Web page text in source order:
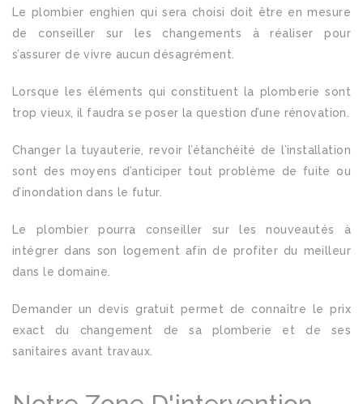
Le plombier enghien qui sera choisi doit être en mesure
de conseiller sur les changements à réaliser pour
s’assurer de vivre aucun désagrément.
Lorsque les éléments qui constituent la plomberie sont
trop vieux, il faudra se poser la question d’une rénovation.
Changer la tuyauterie, revoir l’étanchéité de l’installation
sont des moyens d’anticiper tout problème de fuite ou
d’inondation dans le futur.
Le plombier pourra conseiller sur les nouveautés à
intégrer dans son logement afin de profiter du meilleur
dans le domaine.
Demander un devis gratuit permet de connaître le prix
exact du changement de sa plomberie et de ses
sanitaires avant travaux.